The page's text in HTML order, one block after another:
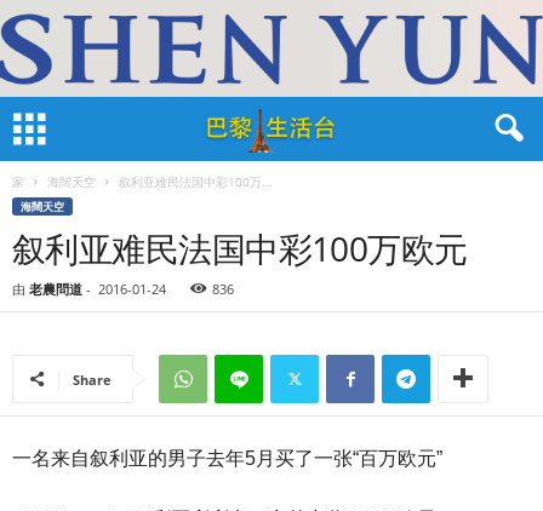
家 海闊天空 叙利亚难民法国中彩100万...
海闊天空
叙利亚难民法国中彩100万欧元
由 老農問道 - 2016-01-24 836
Share
一名来自叙利亚的男子去年5月买了一张“百万欧元”